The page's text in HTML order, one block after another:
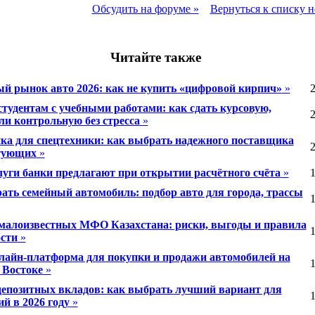
Обсудить на форуме » Вернуться к списку
Читайте также
рынок авто 2026: как не купить «цифровой кирпич» »
с учебными работами: как сдать курсовую,
контрольную без стресса »
для спецтехники: как выбрать надежного поставщика
»
банки предлагают при открытии расчётного счёта »
семейный автомобиль: подбор авто для города, трассы
МФО Казахстана: риски, выгоды и правила
»
платформа для покупки и продажи автомобилей на
»
вкладов: как выбрать лучший вариант для
в 2026 году»